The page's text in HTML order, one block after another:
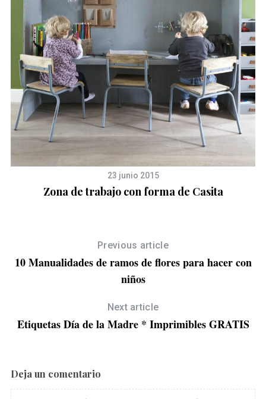
23 junio 2015
Zona de trabajo con forma de Casita
Previous article
10 Manualidades de ramos de flores para hacer con
niños
Next article
Etiquetas Día de la Madre * Imprimibles GRATIS
Deja un comentario